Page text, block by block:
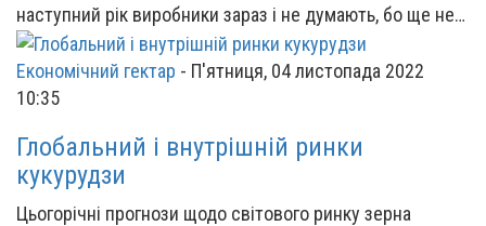
наступний рік виробники зараз і не думають, бо ще не…
Економічний гектар - П'ятниця, 04 листопада 2022
10:35
Глобальний і внутрішній ринки
кукурудзи
Цьогорічні прогнози щодо світового ринку зерна